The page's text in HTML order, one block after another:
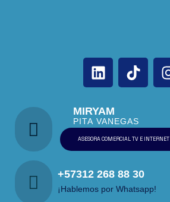
MIRYAM
PITA VANEGAS
ASESORA COMERCIAL TV E INTERNET
+57312 268 88 30
¡Hablemos por Whatsapp!